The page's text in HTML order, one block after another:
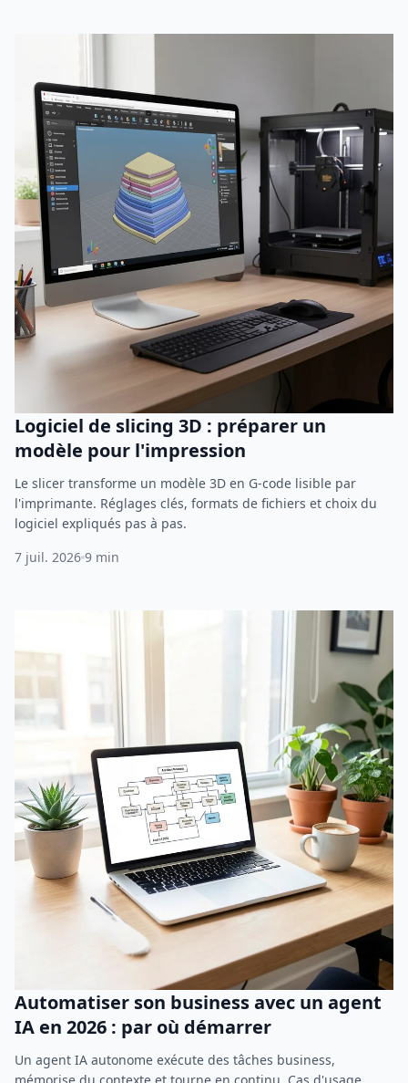
Logiciel de slicing 3D : préparer un
modèle pour l'impression
Le slicer transforme un modèle 3D en G-code lisible par
l'imprimante. Réglages clés, formats de fichiers et choix du
logiciel expliqués pas à pas.
7 juil. 2026 9 min
Automatiser son business avec un agent
IA en 2026 : par où démarrer
Un agent IA autonome exécute des tâches business,